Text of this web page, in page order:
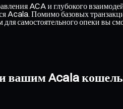
ACA и глубокого
Acala. Помимо базовых
самостоятельного опеки вы
вашим Acala